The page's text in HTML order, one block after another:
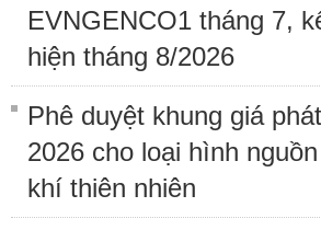
EVNGENCO1 tháng 7,
hiện tháng 8/2026
Phê duyệt khung giá
2026 cho loại hình
khí thiên nhiên